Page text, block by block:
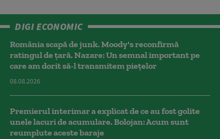
DIGI ECONOMIC
România scapă de junk. Moody's reconfirmă
ratingul de țară. Nazare: Un semnal important pe
care am dorit să-l transmitem piețelor
08.08.2026
Premierul interimar a explicat de ce au fost golite
unele lacuri de acumulare. Bolojan: Acum sunt
reumplute aceste baraje